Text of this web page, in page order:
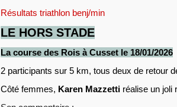
Résultats triathlon benj/min
LE HORS STADE
La course des Rois à Cusset le 18/01/2026
2 participants sur 5 km, tous deux de retour
Côté femmes, Karen Mazzetti réalise un joli